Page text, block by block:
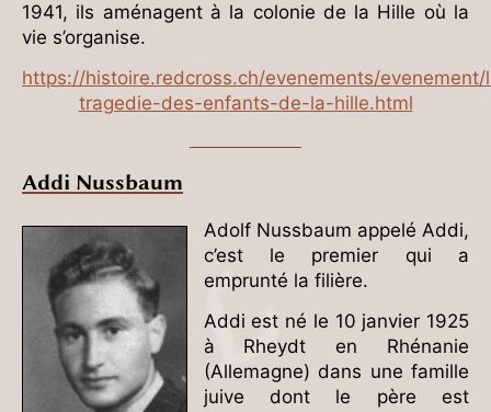
1941, ils aménagent à la colonie de la Hille où la
vie s’organise.
https://histoire.redcross.ch/evenements/evenement/
tragedie-des-enfants-de-la-hille.html
Addi Nussbaum
Adolf Nussbaum appelé Addi,
c’est le premier qui a
emprunté la filière.
Addi est né le 10 janvier 1925
à Rheydt en Rhénanie
(Allemagne) dans une famille
juive dont le père est